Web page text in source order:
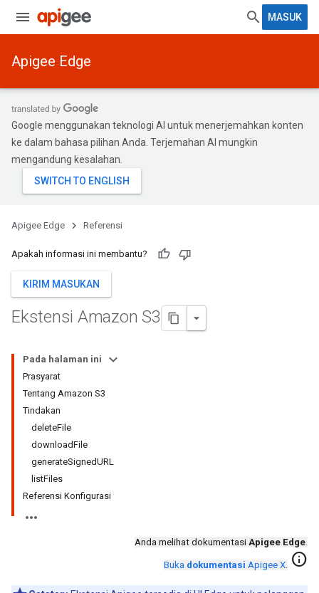
MASUK
Apigee Edge
Google menggunakan teknologi AI untuk menerjemahkan konten
ke dalam bahasa pilihan Anda. Terjemahan AI mungkin
mengandung kesalahan.
Apigee Edge Referensi
Apakah informasi ini membantu?
KIRIM MASUKAN
Ekstensi Amazon S3
Pada halaman ini
Prasyarat
Tentang Amazon S3
Tindakan
deleteFile
downloadFile
generateSignedURL
listFiles
Referensi Konfigurasi
Anda melihat dokumentasi Apigee Edge.
Buka dokumentasi Apigee X. info